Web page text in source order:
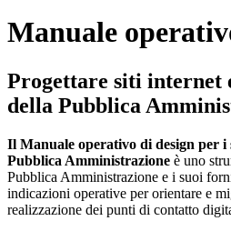
Manuale
Progettare siti internet
della Pubblica
Il Manuale operativo di design per i
Pubblica Amministrazione è uno
Pubblica Amministrazione e i suoi
indicazioni operative per orientare e
realizzazione dei punti di contatto